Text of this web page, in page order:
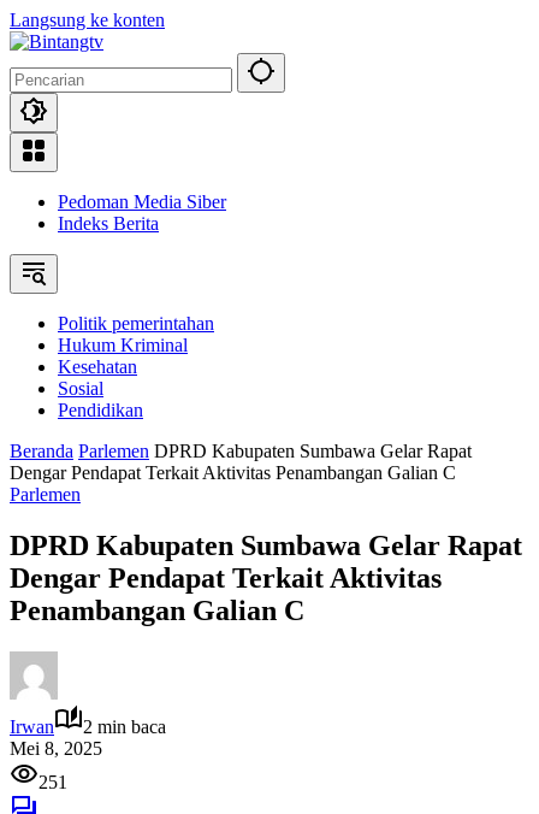
Langsung ke konten
Pedoman Media Siber
Indeks Berita
Politik pemerintahan
Hukum Kriminal
Kesehatan
Sosial
Pendidikan
Beranda Parlemen DPRD Kabupaten Sumbawa Gelar Rapat
Dengar Pendapat Terkait Aktivitas Penambangan Galian C
Parlemen
DPRD Kabupaten Sumbawa Gelar Rapat
Dengar Pendapat Terkait Aktivitas
Penambangan Galian C
Irwan
2 min baca
Mei 8, 2025
251